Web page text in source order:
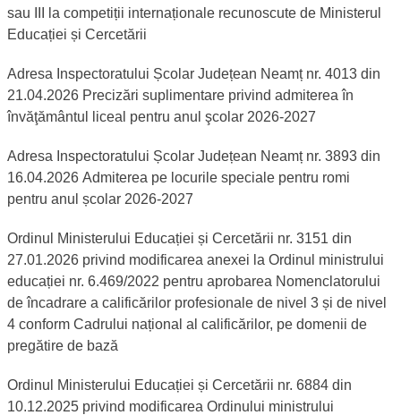
sau III la competiții internaționale recunoscute de Ministerul
Educației și Cercetării
Adresa Inspectoratului Școlar Județean Neamț nr. 4013 din
21.04.2026 Precizări suplimentare privind admiterea în
învăţământul liceal pentru anul şcolar 2026-2027
Adresa Inspectoratului Școlar Județean Neamț nr. 3893 din
16.04.2026 Admiterea pe locurile speciale pentru romi
pentru anul școlar 2026-2027
Ordinul Ministerului Educației și Cercetării nr. 3151 din
27.01.2026 privind modificarea anexei la Ordinul ministrului
educației nr. 6.469/2022 pentru aprobarea Nomenclatorului
de încadrare a calificărilor profesionale de nivel 3 și de nivel
4 conform Cadrului național al calificărilor, pe domenii de
pregătire de bază
Ordinul Ministerului Educației și Cercetării nr. 6884 din
10.12.2025 privind modificarea Ordinului ministrului